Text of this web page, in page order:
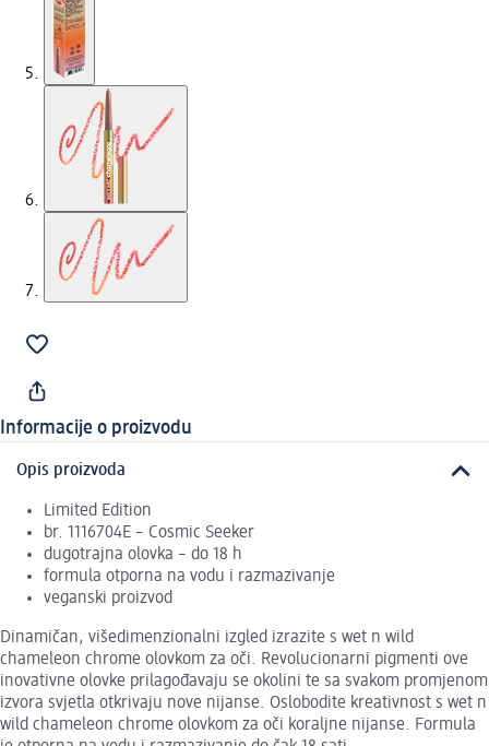
Informacije o proizvodu
Opis proizvoda
Limited Edition
br. 1116704E – Cosmic Seeker
dugotrajna olovka – do 18 h
formula otporna na vodu i razmazivanje
veganski proizvod
Dinamičan, višedimenzionalni izgled izrazite s wet n wild
chameleon chrome olovkom za oči. Revolucionarni pigmenti ove
inovativne olovke prilagođavaju se okolini te sa svakom promjenom
izvora svjetla otkrivaju nove nijanse. Oslobodite kreativnost s wet n
wild chameleon chrome olovkom za oči koraljne nijanse. Formula